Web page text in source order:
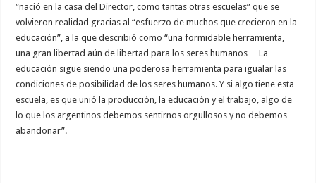
“nació en la casa del Director, como tantas otras escuelas” que se
volvieron realidad gracias al “esfuerzo de muchos que crecieron en la
educación”, a la que describió como “una formidable herramienta,
una gran libertad aún de libertad para los seres humanos… La
educación sigue siendo una poderosa herramienta para igualar las
condiciones de posibilidad de los seres humanos. Y si algo tiene esta
escuela, es que unió la producción, la educación y el trabajo, algo de
lo que los argentinos debemos sentirnos orgullosos y no debemos
abandonar”.